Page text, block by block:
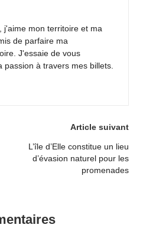
j'aime mon territoire et ma
de parfaire ma
J'essaie de vous
à travers mes billets.
Article suivant
L’île d’Elle constitue un lieu
d’évasion naturel pour les
promenades